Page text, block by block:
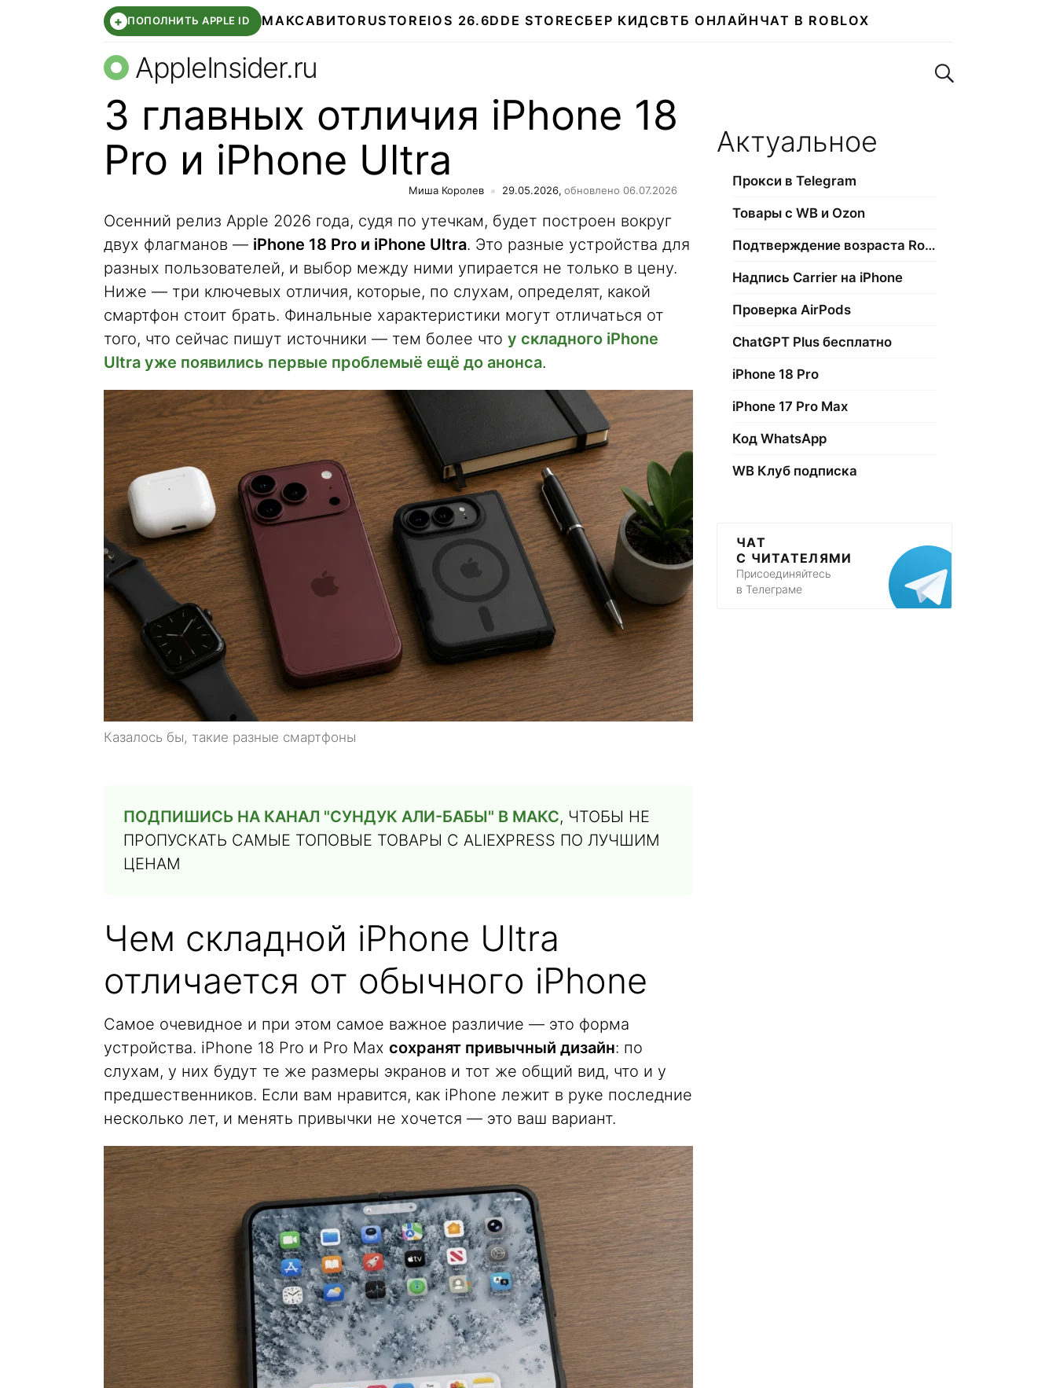
+ ПОПОЛНИТЬ APPLE ID МАКСАВИТО RUSTOREIOS 26.6DDE STORE СБЕР КИДСВТБ ОНЛАЙН ЧАТ В ROBLOX
AppleInsider.ru Поиск по сайту
3 главных отличия iPhone 18
Pro и iPhone Ultra
Миша Королев 29.05.2026, обновлено 06.07.2026
Осенний релиз Apple 2026 года, судя по утечкам, будет построен вокруг
двух флагманов — iPhone 18 Pro и iPhone Ultra. Это разные устройства для
разных пользователей, и выбор между ними упирается не только в цену.
Ниже — три ключевых отличия, которые, по слухам, определят, какой
смартфон стоит брать. Финальные характеристики могут отличаться от
того, что сейчас пишут источники — тем более что у складного iPhone
Ultra уже появились первые проблемыё ещё до анонса.
Казалось бы, такие разные смартфоны
ПОДПИШИСЬ НА КАНАЛ "СУНДУК АЛИ-БАБЫ" В МАКС, ЧТОБЫ НЕ
ПРОПУСКАТЬ САМЫЕ ТОПОВЫЕ ТОВАРЫ С ALIEXPRESS ПО ЛУЧШИМ
ЦЕНАМ
Чем складной iPhone Ultra
отличается от обычного iPhone
Самое очевидное и при этом самое важное различие — это форма
устройства. iPhone 18 Pro и Pro Max сохранят привычный дизайн: по
слухам, у них будут те же размеры экранов и тот же общий вид, что и у
предшественников. Если вам нравится, как iPhone лежит в руке последние
несколько лет, и менять привычки не хочется — это ваш вариант.
Актуальное
Прокси в Telegram
Товары с WB и Ozon
Подтверждение возраста Roblox
Надпись Carrier на iPhone
Проверка AirPods
ChatGPT Plus бесплатно
iPhone 18 Pro
iPhone 17 Pro Max
Код WhatsApp
WB Клуб подписка
ЧАТ
С ЧИТАТЕЛЯМИ
Присоединяйтесь
в Телеграме